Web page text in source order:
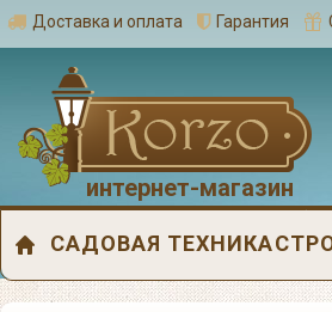
Доставка и оплата Гарантия
интернет-магазин
САДОВАЯ ТЕХНИКА